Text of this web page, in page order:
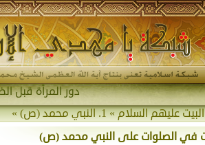
دور المرأة قبل
عليهم السلام»1. النبي محمد (ص)
»
في الصلوات على النبي محمد (ص)